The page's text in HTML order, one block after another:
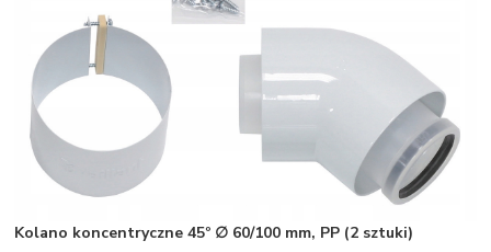
Kolano koncentryczne 45º ∅ 60/100 mm, PP (2 sztuki)